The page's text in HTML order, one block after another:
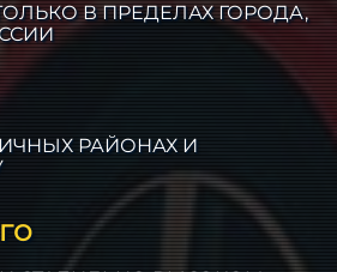
В ПРЕДЕЛАХ ГОРОДА,
РАЙОНАХ И